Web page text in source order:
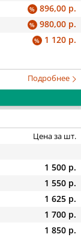
% 896,00 р.
% 980,00 р.
% 1 120 р.
Подробнее
Цена за шт.
1 500 р.
1 550 р.
1 625 р.
1 700 р.
1 850 р.